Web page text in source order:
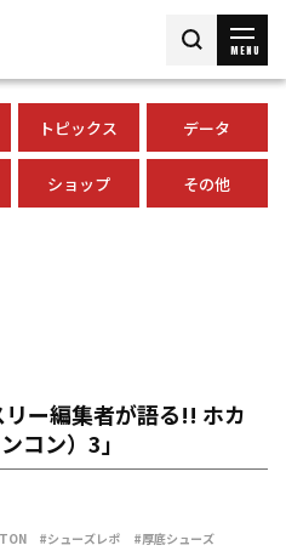
MENU
トピックス データ
ショップ その他
リー編集者が語る!! ホカ
コン）3」
#シューズレポ #厚底シューズ